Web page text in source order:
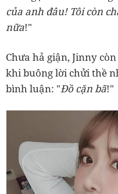
của anh đâu! Tôi còn
nữa!"
Chưa hả giận, Jinny
khi buông lời chửi thề
bình luận: "Đồ cặn bã!"